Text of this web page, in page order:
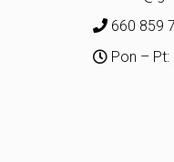
660 859
Pon – Pt: